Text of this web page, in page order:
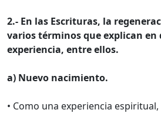
2.- En las Escrituras, la
varios términos que explican en
experiencia, entre ellos.
a) Nuevo nacimiento.
• Como una experiencia